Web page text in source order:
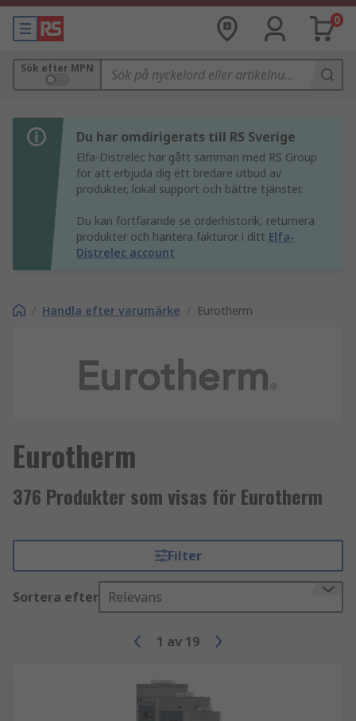
0
Sök efter MPN
Du har omdirigerats till RS Sverige
Elfa-Distrelec har gått samman med RS Group
för att erbjuda dig ett bredare utbud av
produkter, lokal support och bättre tjänster.
Du kan fortfarande se orderhistorik, returnera
produkter och hantera fakturor i ditt Elfa-
Distrelec account
/ Handla efter varumärke / Eurotherm
Eurotherm
376 Produkter som visas för Eurotherm
Filter
Sortera efter Relevans
1 av 19